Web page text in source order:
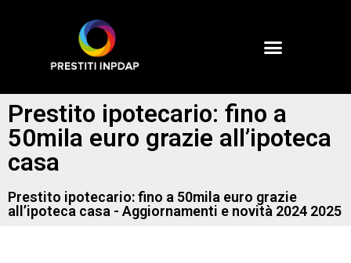
Prestito ipotecario: fino a
50mila euro grazie all’ipoteca
casa
Prestito ipotecario: fino a 50mila euro grazie
all’ipoteca casa - Aggiornamenti e novità 2024 2025